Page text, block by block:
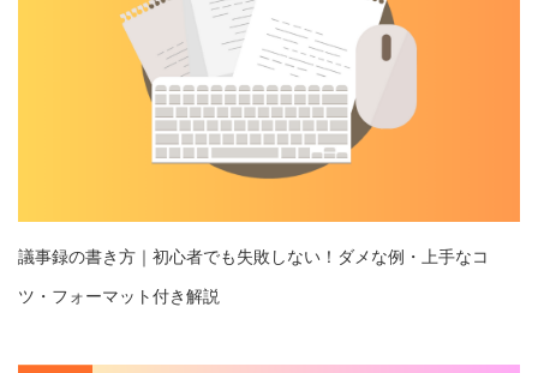
議事録の書き方｜初心者でも失敗しない！ダメな例・上手なコ
ツ・フォーマット付き解説